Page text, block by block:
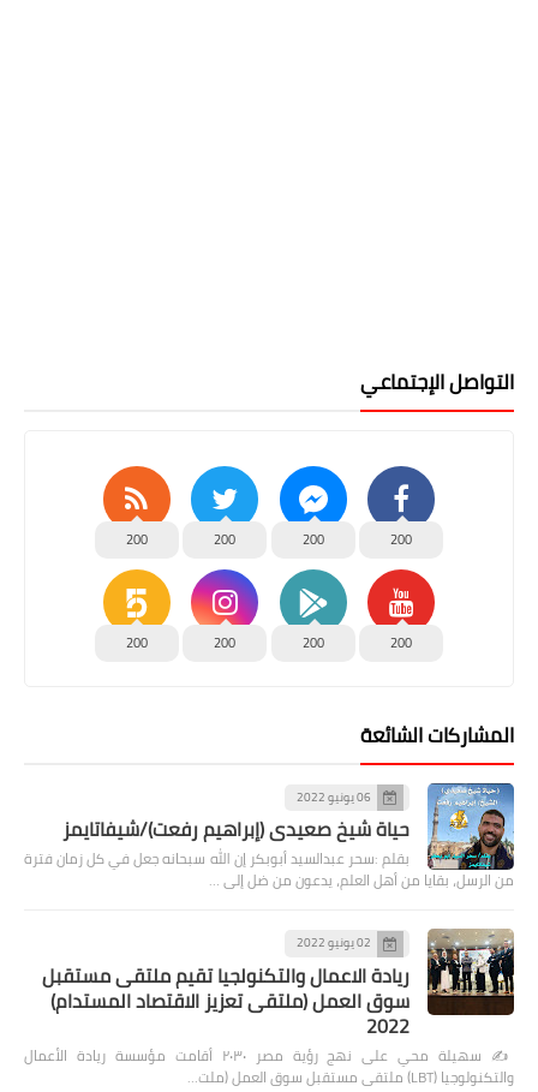
التواصل الإجتماعي
200
200
200
200
200
200
200
200
المشاركات الشائعة
06 يونيو 2022
حياة شيخ صعيدى (إبراهيم رفعت)/شيفاتايمز
بقلم :سحر عبدالسيد أبوبكر إن الله سبحانه جعل في كل زمان فترة
من الرسل، بقايا من أهل العلم، يدعون من ضل إلى …
02 يونيو 2022
ريادة الاعمال والتكنولجيا تقيم ملتقى مستقبل
سوق العمل (ملتقى تعزيز الاقتصاد المستدام)
2022
✍️ سهيلة محي على نهج رؤية مصر ٢٠٣٠ أقامت مؤسسة ريادة الأعمال
والتكنولوجيا (LBT) ملتقى مستقبل سوق العمل (ملت…